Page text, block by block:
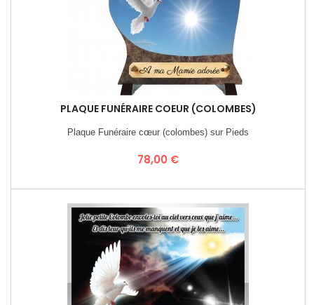
PLAQUE FUNÉRAIRE COEUR (COLOMBES)
Plaque Funéraire cœur (colombes) sur Pieds
Prix
78,00 €